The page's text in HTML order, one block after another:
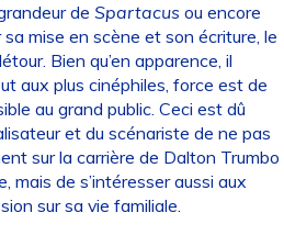
de Spartacus ou encore
mise en scène et son écriture, le
Bien qu’en apparence, il
aux plus cinéphiles, force est de
au grand public. Ceci est dû
et du scénariste de ne pas
sur la carrière de Dalton Trumbo
mais de s’intéresser aussi aux
sur sa vie familiale.